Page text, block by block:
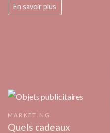
En savoir plus
MARKETING
Quels cadeaux